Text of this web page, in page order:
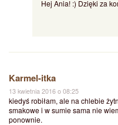
Hej Ania! :) Dzięki za
Karmel-itka
13 kwietnia 2016 o 08:25
kiedyś robiłam, ale na chlebie
smakowe i w sumie sama nie
ponownie.